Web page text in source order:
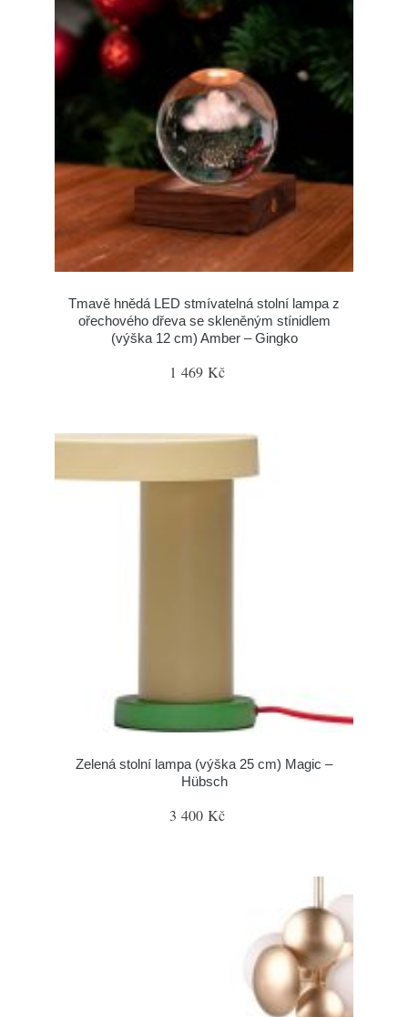
Tmavě hnědá LED stmívatelná stolní lampa z
ořechového dřeva se skleněným stínidlem
(výška 12 cm) Amber – Gingko
1 469 Kč
Zelená stolní lampa (výška 25 cm) Magic –
Hübsch
3 400 Kč